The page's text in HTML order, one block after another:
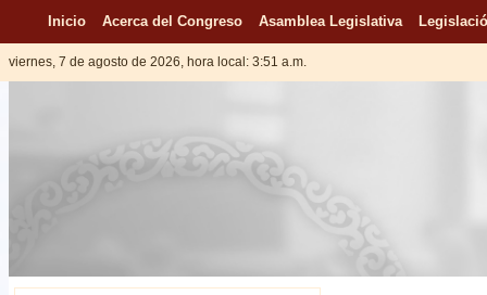
Inicio Acerca del Congreso Asamblea Legislativa
viernes, 7 de agosto de 2026, hora local: 3:51 a.m.